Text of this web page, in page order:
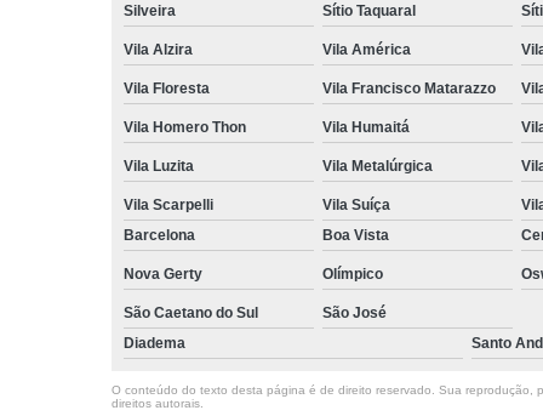
Silveira Sítio Taquaral
Vila Alzira Vila América
Vila Floresta Vila Francisco Matarazzo
Vila Homero Thon Vila Humaitá
Vila Luzita Vila Metalúrgica
Vila Scarpelli Vila Suíça
Barcelona
Boa Vista
Nova Gerty Olímpico
São Caetano do Sul
São José
Diadema
Santo
O conteúdo do texto desta página é de direito reservado. Sua reprodução,
direitos autorais